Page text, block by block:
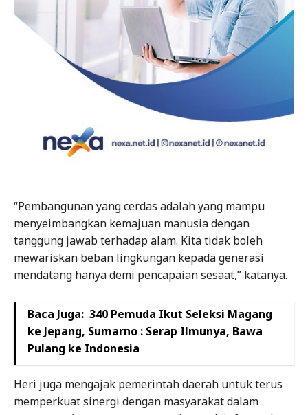
“Pembangunan yang cerdas adalah yang mampu
menyeimbangkan kemajuan manusia dengan
tanggung jawab terhadap alam. Kita tidak boleh
mewariskan beban lingkungan kepada generasi
mendatang hanya demi pencapaian sesaat,” katanya.
Baca Juga: 340 Pemuda Ikut Seleksi Magang
ke Jepang, Sumarno : Serap Ilmunya, Bawa
Pulang ke Indonesia
Heri juga mengajak pemerintah daerah untuk terus
memperkuat sinergi dengan masyarakat dalam